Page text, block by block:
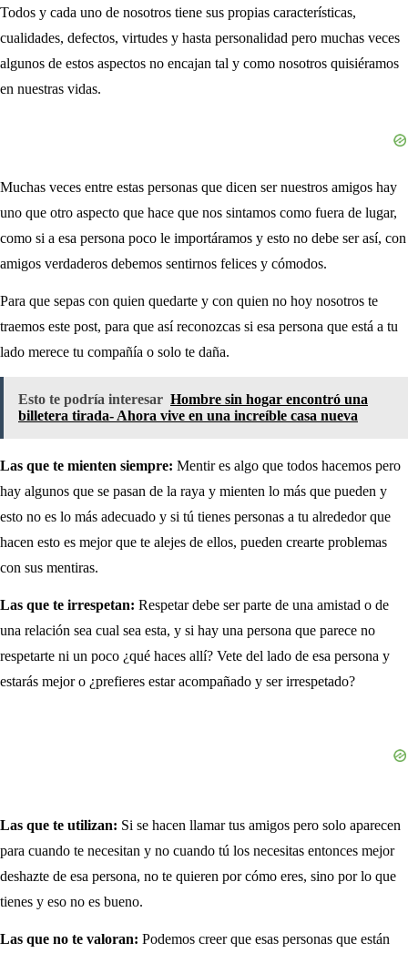
Todos y cada uno de nosotros tiene sus propias características,
cualidades, defectos, virtudes y hasta personalidad pero muchas veces
algunos de estos aspectos no encajan tal y como nosotros quisiéramos
en nuestras vidas.
Muchas veces entre estas personas que dicen ser nuestros amigos hay
uno que otro aspecto que hace que nos sintamos como fuera de lugar,
como si a esa persona poco le importáramos y esto no debe ser así, con
amigos verdaderos debemos sentirnos felices y cómodos.
Para que sepas con quien quedarte y con quien no hoy nosotros te
traemos este post, para que así reconozcas si esa persona que está a tu
lado merece tu compañía o solo te daña.
Esto te podría interesar Hombre sin hogar encontró una
billetera tirada- Ahora vive en una increíble casa nueva
Las que te mienten siempre: Mentir es algo que todos hacemos pero
hay algunos que se pasan de la raya y mienten lo más que pueden y
esto no es lo más adecuado y si tú tienes personas a tu alrededor que
hacen esto es mejor que te alejes de ellos, pueden crearte problemas
con sus mentiras.
Las que te irrespetan: Respetar debe ser parte de una amistad o de
una relación sea cual sea esta, y si hay una persona que parece no
respetarte ni un poco ¿qué haces allí? Vete del lado de esa persona y
estarás mejor o ¿prefieres estar acompañado y ser irrespetado?
Las que te utilizan: Si se hacen llamar tus amigos pero solo aparecen
para cuando te necesitan y no cuando tú los necesitas entonces mejor
deshazte de esa persona, no te quieren por cómo eres, sino por lo que
tienes y eso no es bueno.
Las que no te valoran: Podemos creer que esas personas que están